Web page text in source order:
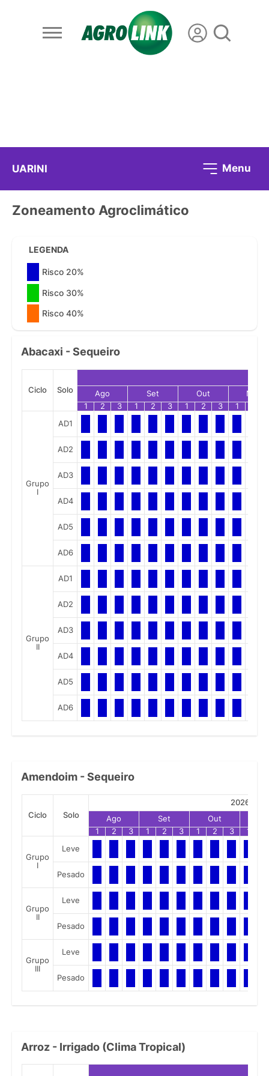
UARINI Menu
Zoneamento Agroclimático
LEGENDA
Risco 20%
Risco 30%
Risco 40%
Abacaxi - Sequeiro
Ciclo Solo Ago Set Out
Nov
1
2 3 1 2 3 1 2 3 1
Grupo
I
AD1
AD2
AD3
AD4
AD5
AD6
Grupo
II
AD1
AD2
AD3
AD4
AD5
AD6
Amendoim - Sequeiro
Ciclo Solo
2026
Ago
Set Out
1
2 3 1 2 3 1 2 3 1
Grupo
I
Leve
Pesado
Grupo
II
Leve
Pesado
Grupo
III
Leve
Pesado
Arroz - Irrigado (Clima Tropical)